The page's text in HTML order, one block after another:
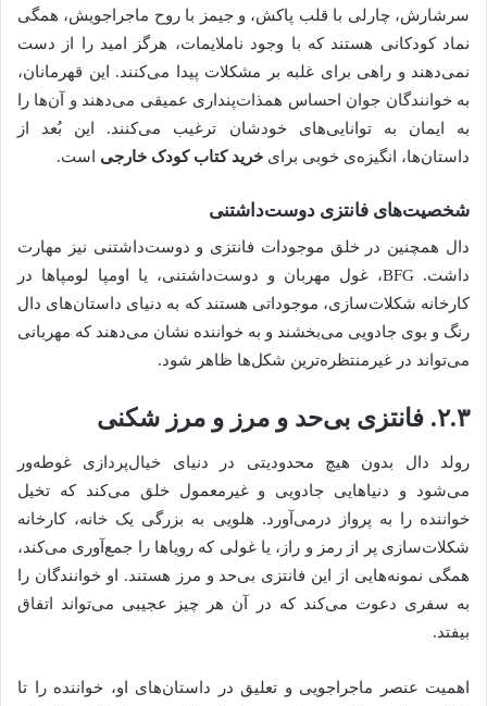
سرشارش، چارلی با قلب پاکش، و جیمز با روح ماجراجویش، همگی
نماد کودکانی هستند که با وجود ناملایمات، هرگز امید را از دست
نمی‌دهند و راهی برای غلبه بر مشکلات پیدا می‌کنند. این قهرمانان،
به خوانندگان جوان احساس همذات‌پنداری عمیقی می‌دهند و آن‌ها را
به ایمان به توانایی‌های خودشان ترغیب می‌کنند. این بُعد از
داستان‌ها، انگیزه‌ی خوبی برای خرید کتاب کودک خارجی است.
شخصیت‌های فانتزی دوست‌داشتنی
دال همچنین در خلق موجودات فانتزی و دوست‌داشتنی نیز مهارت
داشت. BFG، غول مهربان و دوست‌داشتنی، یا اومپا لومپاها در
کارخانه شکلات‌سازی، موجوداتی هستند که به دنیای داستان‌های دال
رنگ و بوی جادویی می‌بخشند و به خواننده نشان می‌دهند که مهربانی
می‌تواند در غیرمنتظره‌ترین شکل‌ها ظاهر شود.
۲.۳. فانتزی بی‌حد و مرز و مرز شکنی
رولد دال بدون هیچ محدودیتی در دنیای خیال‌پردازی غوطه‌ور
می‌شود و دنیاهایی جادویی و غیرمعمول خلق می‌کند که تخیل
خواننده را به پرواز درمی‌آورد. هلویی به بزرگی یک خانه، کارخانه
شکلات‌سازی پر از رمز و راز، یا غولی که رویاها را جمع‌آوری می‌کند،
همگی نمونه‌هایی از این فانتزی بی‌حد و مرز هستند. او خوانندگان را
به سفری دعوت می‌کند که در آن هر چیز عجیبی می‌تواند اتفاق
بیفتد.
اهمیت عنصر ماجراجویی و تعلیق در داستان‌های او، خواننده را تا